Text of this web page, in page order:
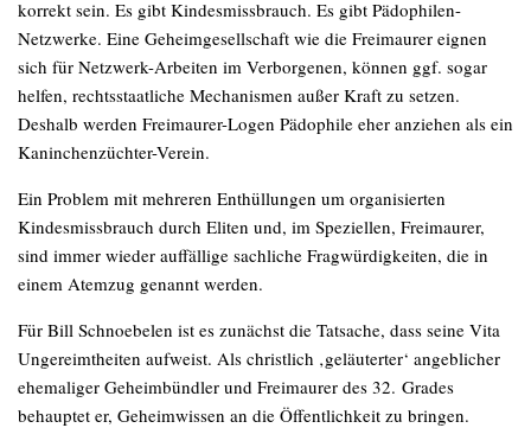
korrekt sein. Es gibt Kindesmissbrauch. Es gibt Pädophilen-
Netzwerke. Eine Geheimgesellschaft wie die Freimaurer eignen
sich für Netzwerk-Arbeiten im Verborgenen, können ggf. sogar
helfen, rechtsstaatliche Mechanismen außer Kraft zu setzen.
Deshalb werden Freimaurer-Logen Pädophile eher anziehen als ein
Kaninchenzüchter-Verein.
Ein Problem mit mehreren Enthüllungen um organisierten
Kindesmissbrauch durch Eliten und, im Speziellen, Freimaurer,
sind immer wieder auffällige sachliche Fragwürdigkeiten, die in
einem Atemzug genannt werden.
Für Bill Schnoebelen ist es zunächst die Tatsache, dass seine Vita
Ungereimtheiten aufweist. Als christlich ‚geläuterter‘ angeblicher
ehemaliger Geheimbündler und Freimaurer des 32. Grades
behauptet er, Geheimwissen an die Öffentlichkeit zu bringen.